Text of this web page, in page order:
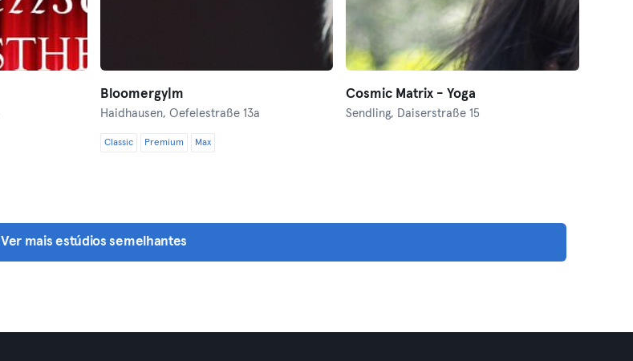
Bloomergy|m
Haidhausen, Oefelestraße 13a
Classic Premium Max
Cosmic Matrix - Yoga
Sendling, Daiserstraße 15
Ver mais estúdios semelhantes